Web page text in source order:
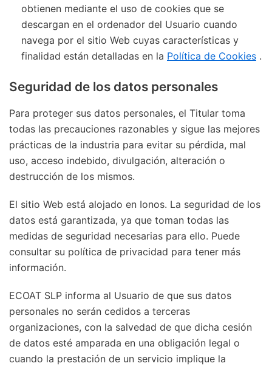
obtienen mediante el uso de cookies que se
descargan en el ordenador del Usuario cuando
navega por el sitio Web cuyas características y
finalidad están detalladas en la Política de Cookies .
Seguridad de los datos personales
Para proteger sus datos personales, el Titular toma
todas las precauciones razonables y sigue las mejores
prácticas de la industria para evitar su pérdida, mal
uso, acceso indebido, divulgación, alteración o
destrucción de los mismos.
El sitio Web está alojado en Ionos. La seguridad de los
datos está garantizada, ya que toman todas las
medidas de seguridad necesarias para ello. Puede
consultar su política de privacidad para tener más
información.
ECOAT SLP informa al Usuario de que sus datos
personales no serán cedidos a terceras
organizaciones, con la salvedad de que dicha cesión
de datos esté amparada en una obligación legal o
cuando la prestación de un servicio implique la